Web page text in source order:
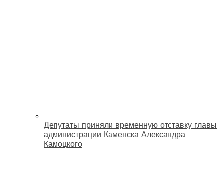
Депутаты приняли временную отставку главы
администрации Каменска Александра
Камоцкого